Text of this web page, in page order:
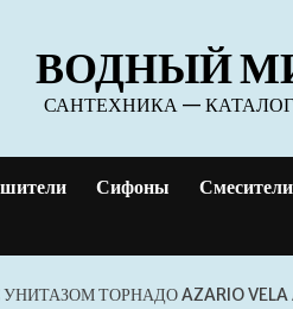
ВОДНЫЙ
САНТЕХНИКА —
Сифоны Смесители
ТОРНАДО AZARIO